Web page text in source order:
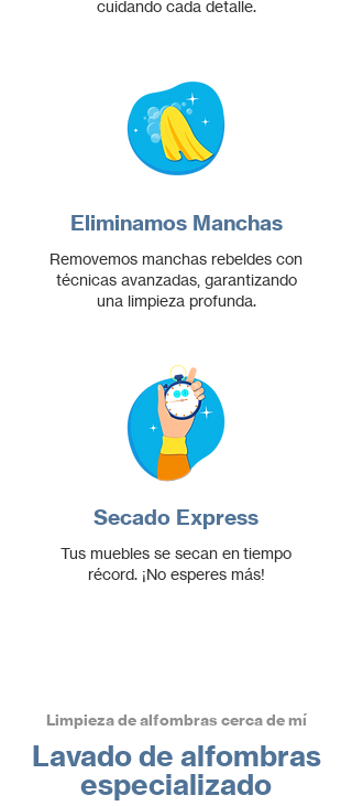
cuidando cada detalle.
Eliminamos Manchas
Removemos manchas rebeldes con
técnicas avanzadas, garantizando
una limpieza profunda.
Secado Express
Tus muebles se secan entiempo
récord. ¡No esperes más!
Limpieza de alfombras cerca de mí
Lavado de alfombras
especializado